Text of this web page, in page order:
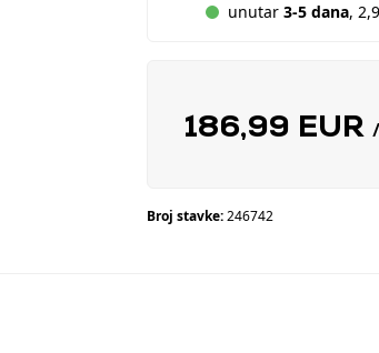
unutar 3-5 dana,
186,99 EUR
Broj stavke:246742